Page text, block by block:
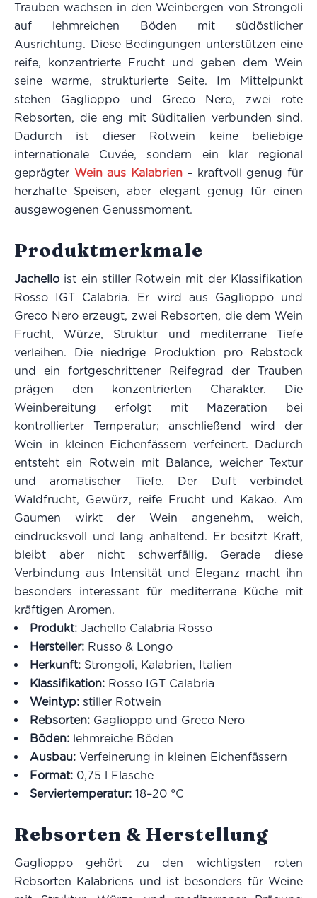
Trauben wachsen in den Weinbergen von Strongoli
auf lehmreichen Böden mit südöstlicher
Ausrichtung. Diese Bedingungen unterstützen eine
reife, konzentrierte Frucht und geben dem Wein
seine warme, strukturierte Seite. Im Mittelpunkt
stehen Gaglioppo und Greco Nero, zwei rote
Rebsorten, die eng mit Süditalien verbunden sind.
Dadurch ist dieser Rotwein keine beliebige
internationale Cuvée, sondern ein klar regional
geprägter Wein aus Kalabrien– kraftvoll genug für
herzhafte Speisen, aber elegant genug für einen
ausgewogenen Genussmoment.
Produktmerkmale
Jachello ist ein stiller Rotwein mit der Klassifikation
Rosso IGT Calabria. Er wird aus Gaglioppo und
Greco Nero erzeugt, zwei Rebsorten, die dem Wein
Frucht, Würze, Struktur und mediterrane Tiefe
verleihen. Die niedrige Produktion pro Rebstock
und ein fortgeschrittener Reifegrad der Trauben
prägen den konzentrierten Charakter. Die
Weinbereitung erfolgt mit Mazeration bei
kontrollierter Temperatur; anschließend wird der
Wein in kleinen Eichenfässern verfeinert. Dadurch
entsteht ein Rotwein mit Balance, weicher Textur
und aromatischer Tiefe. Der Duft verbindet
Waldfrucht, Gewürz, reife Frucht und Kakao. Am
Gaumen wirkt der Wein angenehm, weich,
eindrucksvoll und lang anhaltend. Er besitzt Kraft,
bleibt aber nicht schwerfällig. Gerade diese
Verbindung aus Intensität und Eleganz macht ihn
besonders interessant für mediterrane Küche mit
kräftigen Aromen.
Produkt: Jachello Calabria Rosso
Hersteller: Russo & Longo
Herkunft: Strongoli, Kalabrien, Italien
Klassifikation: Rosso IGT Calabria
Weintyp: stiller Rotwein
Rebsorten: Gaglioppo und Greco Nero
Böden: lehmreiche Böden
Ausbau: Verfeinerung in kleinen Eichenfässern
Format: 0,75 l Flasche
Serviertemperatur: 18–20 °C
Rebsorten & Herstellung
Gaglioppo gehört zu den wichtigsten roten
Rebsorten Kalabriens und ist besonders für Weine